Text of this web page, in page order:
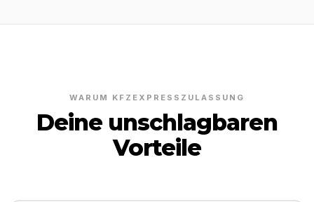
WARUM KFZEXPRESSZULASSUNG
Deine unschlagbaren
Vorteile